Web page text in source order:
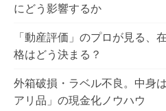
にどう影響するか
「動産評価」のプロが見る、
格はどう決まる？
外箱破損・ラベル不良。中身
アリ品」の現金化ノウハウ